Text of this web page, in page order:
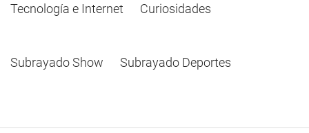
Tecnología e Internet
Curiosidades
Subrayado Show Subrayado Deportes